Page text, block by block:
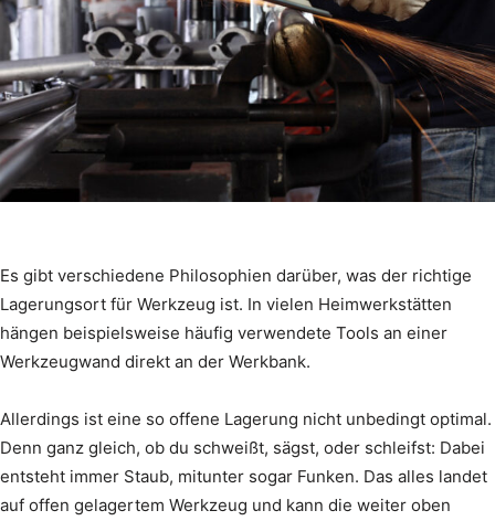
Es gibt verschiedene Philosophien darüber, was der richtige
Lagerungsort für Werkzeug ist. In vielen Heimwerkstätten
hängen beispielsweise häufig verwendete Tools an einer
Werkzeugwand direkt an der Werkbank.
Allerdings ist eine so offene Lagerung nicht unbedingt optimal.
Denn ganz gleich, ob du schweißt, sägst, oder schleifst: Dabei
entsteht immer Staub, mitunter sogar Funken. Das alles landet
auf offen gelagertem Werkzeug und kann die weiter oben